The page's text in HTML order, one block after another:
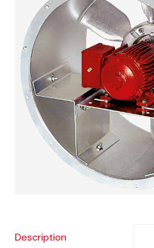
Description